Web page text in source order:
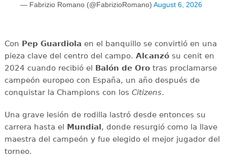
— Fabrizio Romano (@FabrizioRomano) August 6, 2026
Con Pep Guardiola en el banquillo se convirtió en una
pieza clave del centro del campo. Alcanzósu cenit en
2024 cuando recibió el
Balón de Orotras proclamarse
campeón europeo con España, un año después de
conquistar la Champions con los Citizens.
Una grave lesión de rodilla lastró desde entonces su
carrera hasta el
Mundial , donde resurgió como la llave
maestra del campeón y fue elegido el mejor jugador del
torneo.